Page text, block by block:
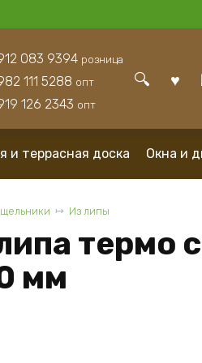
083 9394 розница
111 5288 опт
126 2343 опт
и террасная доска Окна и
Из липы
термо
мм